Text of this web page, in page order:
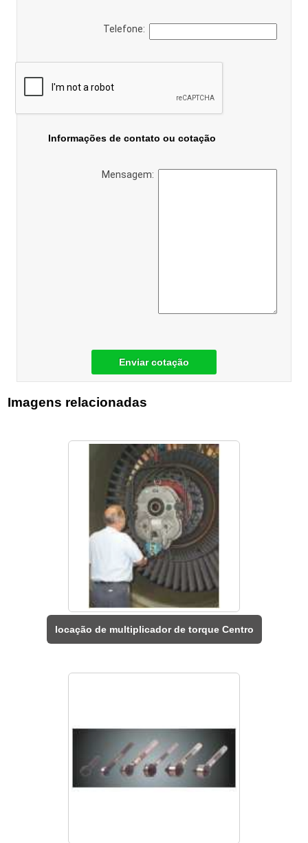
Telefone:
Informações de contato ou cotação
Mensagem:
Enviar cotação
Imagens relacionadas
locação de multiplicador de torque Centro